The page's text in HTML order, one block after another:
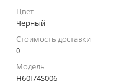
Цвет
Черный
Стоимость доставки
0
Модель
H60I74S006